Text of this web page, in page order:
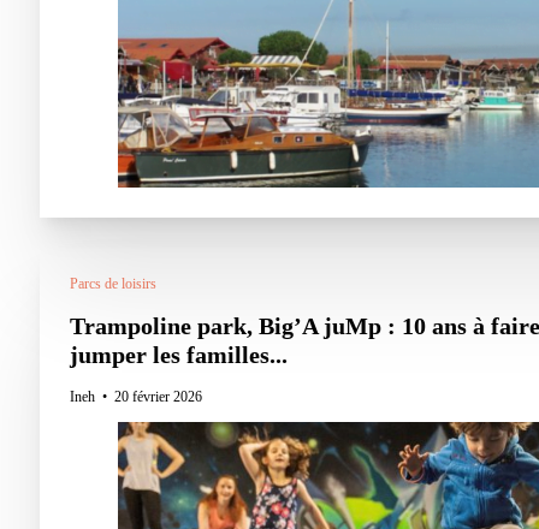
Parcs de loisirs
Trampoline park, Big’A juMp : 10 ans à faire
jumper les familles...
Ineh 20 février 2026